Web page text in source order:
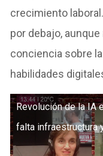
crecimiento
por debajo,
conciencia sobre
habilidades
Revolución de la IA
falta infraestructura